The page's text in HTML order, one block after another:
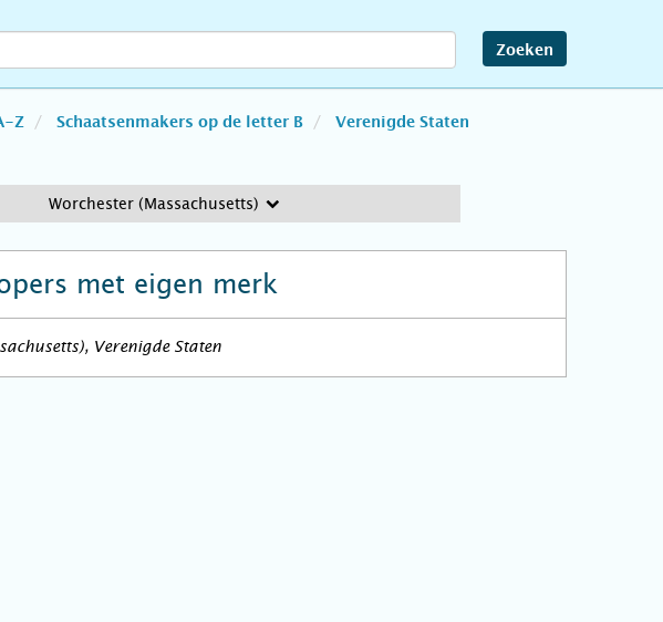
Zoeken
Z Schaatsenmakers op de letter B
Verenigde Staten
Worchester (Massachusetts)
met eigen merk
Verenigde Staten